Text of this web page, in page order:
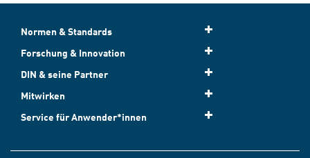
Normen & Standards
Forschung & Innovation
DIN & seine Partner
Mitwirken
Service für Anwender*innen